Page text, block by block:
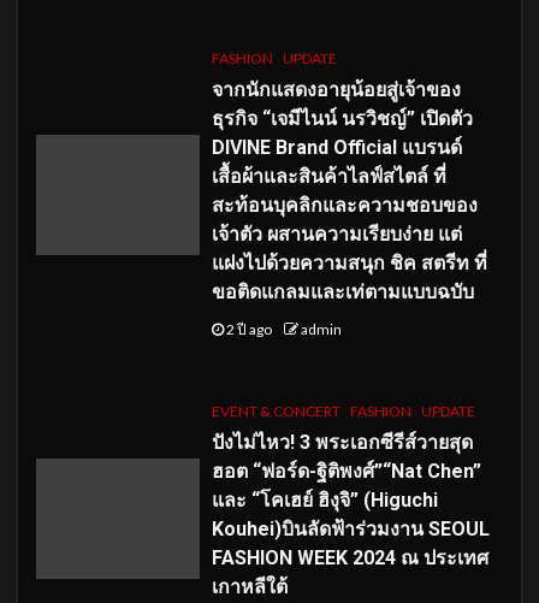
FASHION UPDATE
จากนักแสดงอายุน้อยสู่เจ้าของ
ธุรกิจ “เจมีไนน์ นรวิชญ์” เปิดตัว
DIVINE Brand Official แบรนด์
เสื้อผ้าและสินค้าไลฟ์สไตล์ ที่
สะท้อนบุคลิกและความชอบของ
เจ้าตัว ผสานความเรียบง่าย แต่
แฝงไปด้วยความสนุก ชิค สตรีท ที่
ขอติดแกลมและเท่ตามแบบฉบับ
2 ปี ago admin
EVENT & CONCERT FASHION UPDATE
ปังไม่ไหว! 3 พระเอกซีรีส์วายสุด
ฮอต “ฟอร์ด-ฐิติพงศ์”“Nat Chen”
และ “โคเฮย์ ฮิงุจิ” (Higuchi
Kouhei)บินลัดฟ้าร่วมงาน SEOUL
FASHION WEEK 2024 ณ ประเทศ
เกาหลีใต้